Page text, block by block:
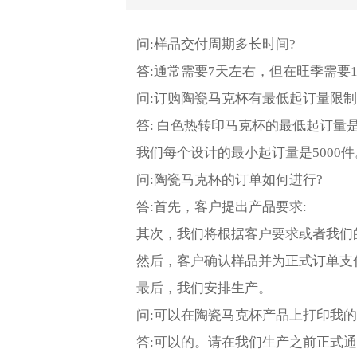
问:样品交付周期多长时间?
答:通常需要7天左右，但在旺季需要
问:订购陶瓷马克杯有最低起订量限
答: 白色热转印马克杯的最低起订量
我们每个设计的最小起订量是5000
问:陶瓷马克杯的订单如何进行?
答:首先，客户提出产品要求:
其次，我们将根据客户要求或者我
然后，客户确认样品并为正式订单支
最后，我们安排生产。
问:可以在陶瓷马克杯产品上打印我
答:可以的。请在我们生产之前正式